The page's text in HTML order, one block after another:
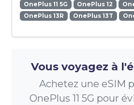
OnePlus 11 5G OnePlus 12
OnePlus 13R
OnePlus 13T
Vous voyagez à
Achetez une eSIM
OnePlus 11 5G pour